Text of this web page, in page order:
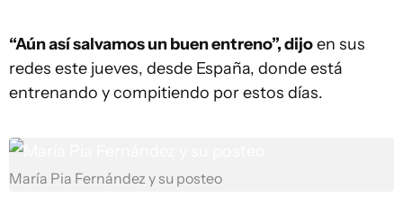
“Aún así salvamos un buen entreno”, dijoen sus
redes este jueves, desde España, donde está
entrenando y compitiendo por estos días.
María Pia Fernández y su posteo